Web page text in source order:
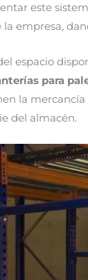
este
la empresa,
espacio
para
la
del almacén.